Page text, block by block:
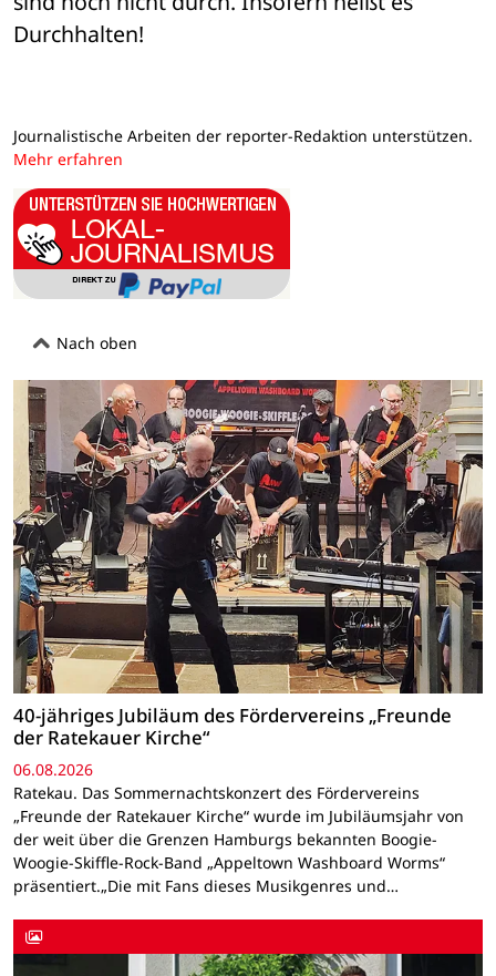
Durchhalten!
Journalistische Arbeiten der reporter-Redaktion unterstützen.
Mehr erfahren
Nach oben
40-jähriges Jubiläum des Fördervereins „Freunde
der Ratekauer Kirche“
06.08.2026
Ratekau. Das Sommernachtskonzert des Fördervereins
„Freunde der Ratekauer Kirche“ wurde im Jubiläumsjahr von
der weit über die Grenzen Hamburgs bekannten Boogie-
Woogie-Skiffle-Rock-Band „Appeltown Washboard Worms“
präsentiert.„Die mit Fans dieses Musikgenres und…